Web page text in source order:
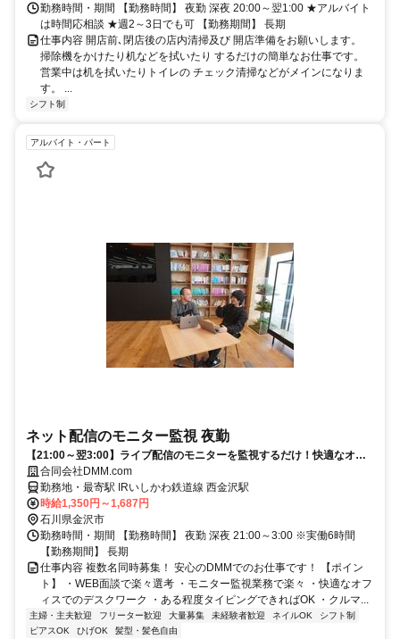
勤務時間・期間 【勤務時間】 夜勤 深夜 20:00～翌1:00 ★アルバイト
は時間応相談 ★週2～3日でも可 【勤務期間】 長期
仕事内容 開店前､閉店後の店内清掃及び 開店準備をお願いします。
掃除機をかけたり机などを拭いたり するだけの簡単なお仕事です。
営業中は机を拭いたりトイレの チェック清掃などがメインになりま
す。 ...
シフト制
アルバイト・パート
ネット配信のモニター監視 夜勤
【21:00～翌3:00】ライブ配信のモニターを監視するだけ！快適なオフ
ィスでモクモクと働きたい方にオススメ
合同会社DMM.com
勤務地・最寄駅 IRいしかわ鉄道線 西金沢駅
時給1,350円～1,687円
石川県金沢市
勤務時間・期間 【勤務時間】 夜勤 深夜 21:00～3:00 ※実働6時間
【勤務期間】 長期
仕事内容 複数名同時募集！ 安心のDMMでのお仕事です！ 【ポイン
ト】 ・WEB面談で楽々選考 ・モニター監視業務で楽々 ・快適なオフ
ィスでのデスクワーク ・ある程度タイピングできればOK ・クルマ...
主婦・主夫歓迎 フリーター歓迎 大量募集 未経験者歓迎 ネイルOK
シフト制
ピアスOK
ひげOK 髪型・髪色自由